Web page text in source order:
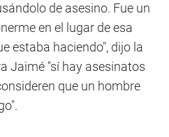
de asesino. Fue un
en el lugar de esa
estaba haciendo", dijo la
Jaimé "sí hay asesinatos
que un hombre